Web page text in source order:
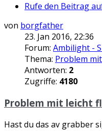
Rufe den Beitrag
von borgfather
23. Jan 2016, 22:36
Forum: Ambilight -
Thema: Problem
Antworten: 2
Zugriffe: 4180
Problem mit leicht
Hast du das av grabber